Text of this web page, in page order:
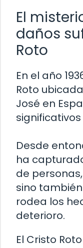
El
daños
Roto
En el año
Roto
José en
Desde
ha
de
sino
rodea los
deterioro.
El Cristo